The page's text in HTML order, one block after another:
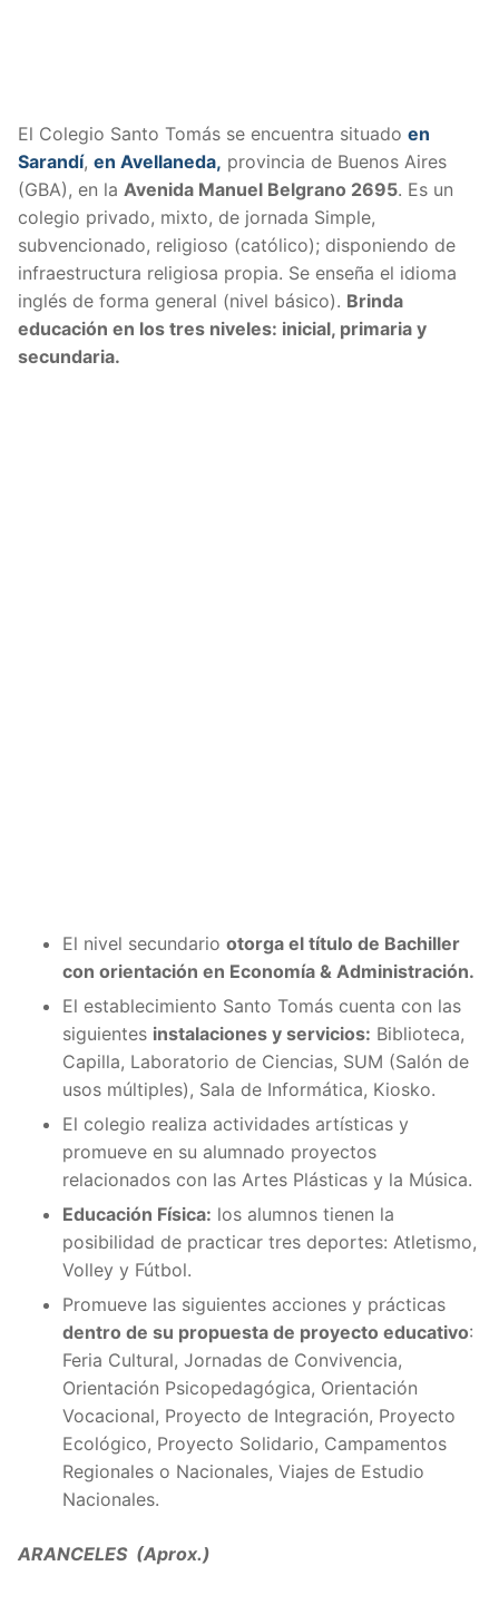
El Colegio Santo Tomás se encuentra situado en
Sarandí, en Avellaneda, provincia de Buenos Aires
(GBA), en la Avenida Manuel Belgrano 2695. Es un
colegio privado, mixto, de jornada Simple,
subvencionado, religioso (católico); disponiendo de
infraestructura religiosa propia. Se enseña el idioma
inglés de forma general (nivel básico). Brinda
educación en los tres niveles: inicial, primaria y
secundaria.
El nivel secundario otorga el título de Bachiller
con orientación en Economía & Administración.
El establecimiento Santo Tomás cuenta con las
siguientes instalaciones y servicios: Biblioteca,
Capilla, Laboratorio de Ciencias, SUM (Salón de
usos múltiples), Sala de Informática, Kiosko.
El colegio realiza actividades artísticas y
promueve en su alumnado proyectos
relacionados con las Artes Plásticas y la Música.
Educación Física: los alumnos tienen la
posibilidad de practicar tres deportes: Atletismo,
Volley y Fútbol.
Promueve las siguientes acciones y prácticas
dentro de su propuesta de proyecto educativo:
Feria Cultural, Jornadas de Convivencia,
Orientación Psicopedagógica, Orientación
Vocacional, Proyecto de Integración, Proyecto
Ecológico, Proyecto Solidario, Campamentos
Regionales o Nacionales, Viajes de Estudio
Nacionales.
ARANCELES (Aprox.)